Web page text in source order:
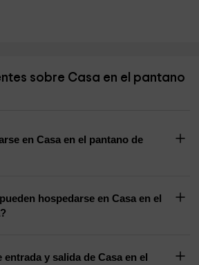
sobre Casa en el pantano
en Casa en el pantano de
hospedarse en Casa en el
y salida de Casa en el